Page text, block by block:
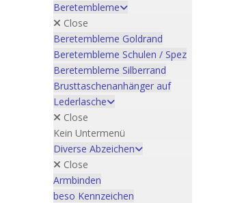
Beretembleme
Close
Beretembleme Goldrand
Beretembleme Schulen / Spez
Beretembleme Silberrand
Brusttaschenanhänger auf
Lederlasche
Close
Kein Untermenü
Diverse Abzeichen
Close
Armbinden
beso Kennzeichen